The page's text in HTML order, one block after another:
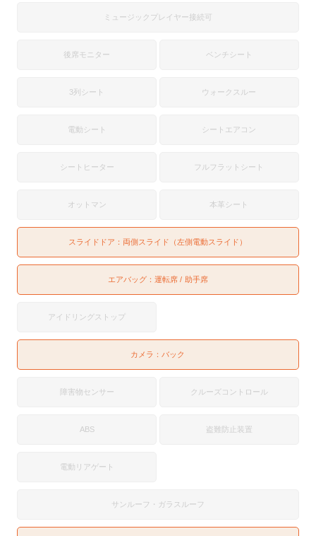
ミュージックプレイヤー接続可
後席モニター ベンチシート
3列シート ウォークスルー
電動シート シートエアコン
シートヒーター フルフラットシート
オットマン 本革シート
スライドドア： 両側スライド（左側電動スライド）
エアバッグ： 運転席 助手席
アイドリングストップ
カメラ： バック
障害物センサー クルーズコントロール
ABS 盗難防止装置
電動リアゲート
サンルーフ・ガラスルーフ